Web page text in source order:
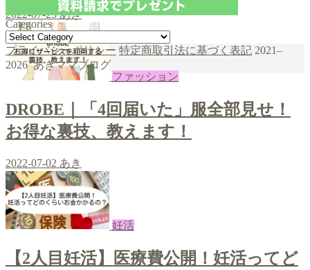
2022-07-25 あき
ファッション
DROBE｜「4回届いた」服全部見せ！
お得な裏技、教えます！
2022-07-02 あき
妊活
【2人目妊活】医療費公開！妊活ってど
Categories
Categories
şans
casino
vidobet
|
vidobet
|
vidobet
güncel
giriş
vidobet
giriş
casinolevant
|
casinolevant
|
casinolevant
|
vidobet
giriş
şans
casino
casinolevant
giriş
casino
şans
şans
casino
giriş
casino
levant
casino
şans
casino
şans
boostaro
|
casinolevant
giriş
şans
casino
giriş
casinolevant
giriş
şanscasino
|
vidobet
|
vidobet
giriş
levant
casino
gorabet
|
galyabet
|
gorabet
|
gorabet
|
gorabet
|
vidobet
giriş
galyabet
|
gorabet
|
gorabet
|
nigeria
betting
sports
betting
プライバシーポリシー 特定商取引法に基づく表記 2021–
2026 あきママブログ